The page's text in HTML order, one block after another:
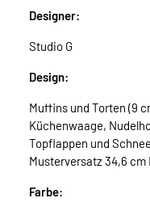
Designer:
Studio G
Design:
Muffins und Torten (9
Küchenwaage,
Topflappen und
Musterversatz 34,6
Farbe: